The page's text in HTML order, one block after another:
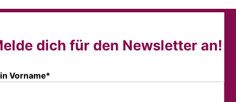
dich für den Newsletter an!
Vorname*